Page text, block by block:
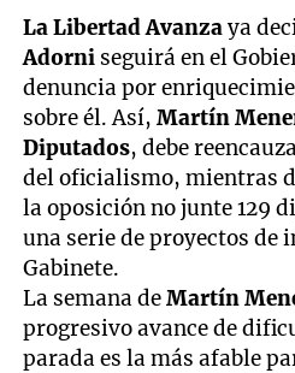
La Libertad Avanzaya
Adorni seguirá en el
denuncia por
sobre él. Así,Martín
Diputados, debe
del oficialismo, mientras
la oposición no junte 129
una serie de proyectos de
Gabinete.
La semana deMartín
progresivo avance de
parada es la más afable